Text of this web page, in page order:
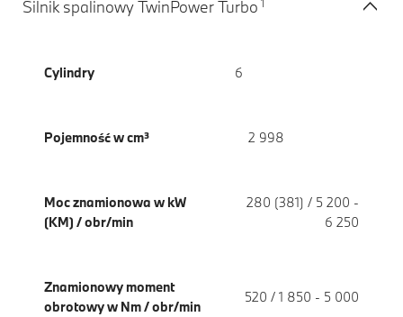
Silnik spalinowy TwinPower Turbo 1
Cylindry 6
Pojemność w cm³ 2 998
Moc znamionowa w kW
(KM) / obr/min
280 (381) / 5 200 -
6 250
Znamionowy moment
obrotowy w Nm / obr/min
520 / 1 850 - 5 000